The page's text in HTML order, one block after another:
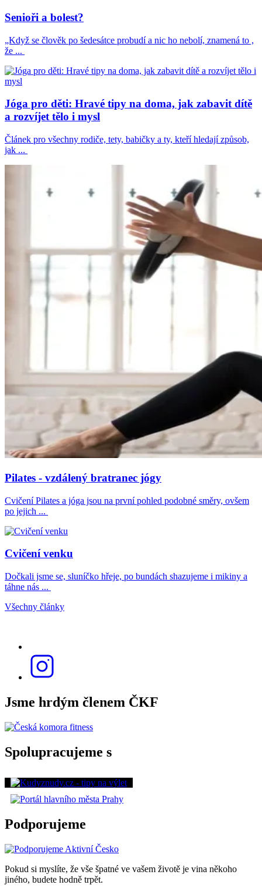
Senioři a bolest?
„Když se člověk po šedesátce probudí a nic ho nebolí, znamená to ,
že ...
Jóga pro děti: Hravé tipy na doma, jak zabavit dítě
a rozvíjet tělo i mysl
Článek pro všechny rodiče, tety, babičky a ty, kteří hledají způsob,
jak ...
Pilates - vzdálený bratranec jógy
Cvičení Pilates a jóga jsou na první pohled podobné směry, ovšem
po jejich ...
Cvičení venku
Dočkali jsme se, sluníčko hřeje, po bundách shazujeme i mikiny a
táhne nás ...
Všechny články
Jsme hrdým členem ČKF
Spolupracujeme s
Podporujeme
Pokud si myslíte, že vše špatné ve vašem životě je vina někoho
jiného, budete hodně trpět.